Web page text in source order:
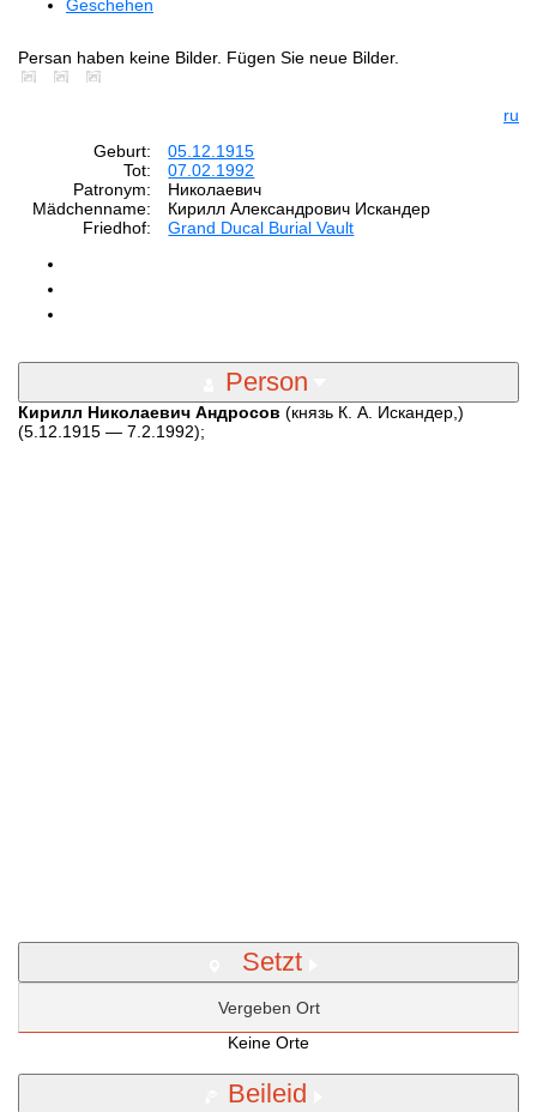
Geschehen
Persan haben keine Bilder. Fügen Sie neue Bilder.
ru
Geburt:
05.12.1915
Tot:
07.02.1992
Patronym:
Николаевич
Mädchenname:
Кирилл Александрович Искандер
Friedhof:
Grand Ducal Burial Vault
Person
Кирилл Николаевич Андросов (князь К. А. Искандер,)
(5.12.1915 — 7.2.1992);
Setzt
Vergeben Ort
Keine Orte
Beileid